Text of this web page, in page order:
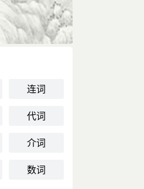
连词
代词
介词
数词